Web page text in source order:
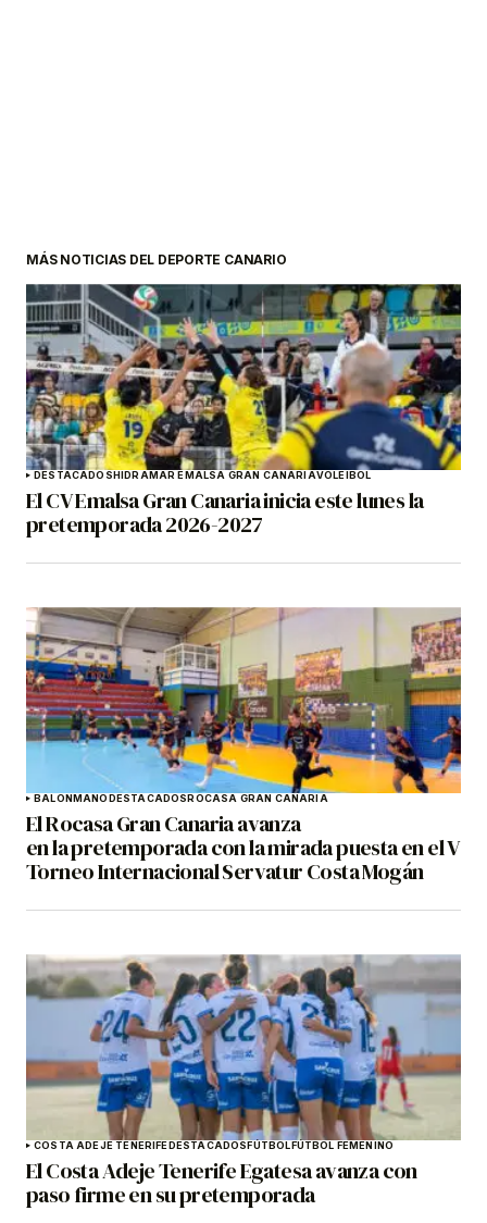
MÁS NOTICIAS DEL DEPORTE CANARIO
DESTACADOSHIDRAMAR EMALSA GRAN CANARIAVOLEIBOL
El CV Emalsa Gran Canaria inicia este lunes la
pretemporada 2026-2027
BALONMANODESTACADOSROCASA GRAN CANARIA
El Rocasa Gran Canaria avanza
en la pretemporada con la mirada puesta en el V
Torneo Internacional Servatur Costa Mogán
COSTA ADEJE TENERIFEDESTACADOSFÚTBOLFÚTBOL FEMENINO
El Costa Adeje Tenerife Egatesa avanza con
paso firme en su pretemporada